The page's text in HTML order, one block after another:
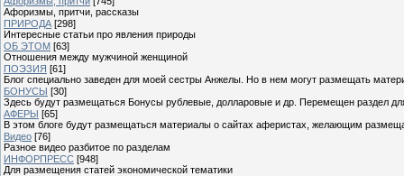
Афоризмы, притчи, рассказы
ПРИРОДА [298]
Интересные статьи про явления природы
ОБ ЭТОМ [63]
Отношения между мужчиной женщиной
ПОЭЗИЯ [61]
Блог специально заведен для моей сестры Анжелы. Но в нем могут размещать
БОНУСЫ [30]
Здесь будут размещаться Бонусы рублевые, долларовые и др. Перемещен раздел
АФЕРЫ [65]
В этом блоге будут размещаться материалы о сайтах аферистах, желающим
Видео [76]
Разное видео разбитое по разделам
ИНФОРПРЕСС [948]
Для размещения статей экономической тематики